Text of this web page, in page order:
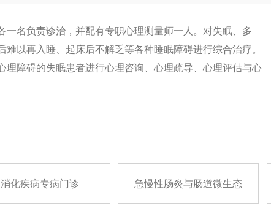
一名负责诊治，并配有专职心理测量师一人。对失眠、多
以再入睡、起床后不解乏等各种睡眠障碍进行综合治疗。
理障碍的失眠患者进行心理咨询、心理疏导、心理评估与心
消化疾病专病门诊 急慢性肠炎与肠道微生态